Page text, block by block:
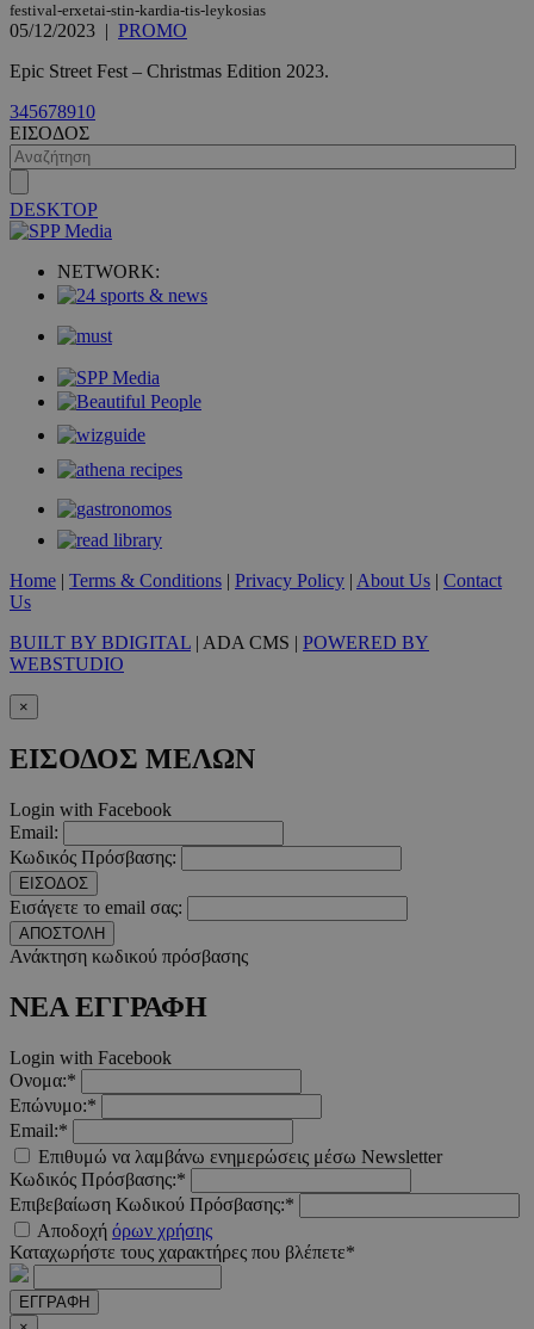
festival-erxetai-stin-kardia-tis-leykosias
05/12/2023 | PROMO
Epic Street Fest – Christmas Edition 2023.
345678910
ΕΙΣΟΔΟΣ
DESKTOP
NETWORK:
Home | Terms & Conditions | Privacy Policy | About Us | Contact
Us
BUILT BY BDIGITAL | ADA CMS | POWERED BY
WEBSTUDIO
×
ΕΙΣΟΔΟΣ ΜΕΛΩΝ
Login with Facebook
Email:
Κωδικός Πρόσβασης:
ΕΙΣΟΔΟΣ
Εισάγετε το email σας:
ΑΠΟΣΤΟΛΗ
Ανάκτηση κωδικού πρόσβασης
ΝΕΑ ΕΓΓΡΑΦΗ
Login with Facebook
Ονομα:*
Επώνυμο:*
Email:*
Επιθυμώ να λαμβάνω ενημερώσεις μέσω Newsletter
Κωδικός Πρόσβασης:*
Επιβεβαίωση Κωδικού Πρόσβασης:*
Αποδοχή όρων χρήσης
Καταχωρήστε τους χαρακτήρες που βλέπετε*
ΕΓΓΡΑΦΗ
VISITOR_PRIVACY_METADATA
AdSphere-GDPR